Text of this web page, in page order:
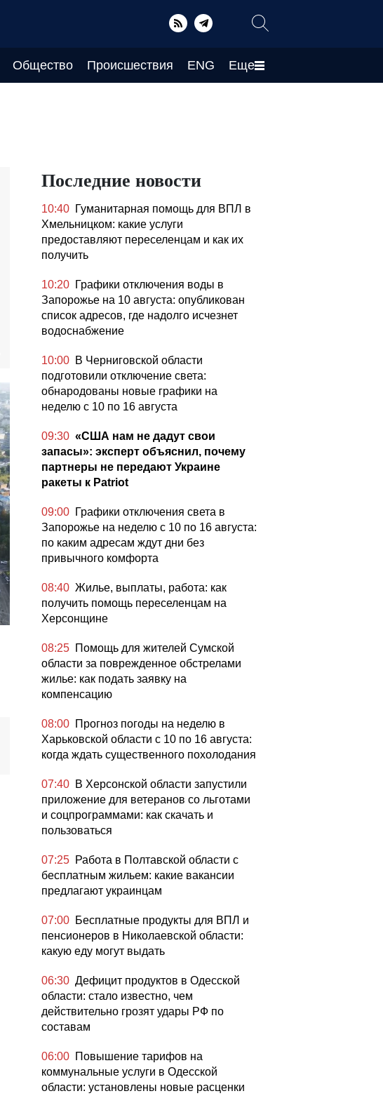
Общество Происшествия ENG Еще
Последние новости
10:40 Гуманитарная помощь для ВПЛ в
Хмельницком: какие услуги
предоставляют переселенцам и как их
получить
10:20 Графики отключения воды в
Запорожье на 10 августа: опубликован
список адресов, где надолго исчезнет
водоснабжение
10:00 В Черниговской области
подготовили отключение света:
обнародованы новые графики на
неделю с 10 по 16 августа
09:30 «США нам не дадут свои
запасы»: эксперт объяснил, почему
партнеры не передают Украине
ракеты к Patriot
09:00 Графики отключения света в
Запорожье на неделю с 10 по 16 августа:
по каким адресам ждут дни без
привычного комфорта
08:40 Жилье, выплаты, работа: как
получить помощь переселенцам на
Херсонщине
08:25 Помощь для жителей Сумской
области за поврежденное обстрелами
жилье: как подать заявку на
компенсацию
08:00 Прогноз погоды на неделю в
Харьковской области с 10 по 16 августа:
когда ждать существенного похолодания
07:40 В Херсонской области запустили
приложение для ветеранов со льготами
и соцпрограммами: как скачать и
пользоваться
07:25 Работа в Полтавской области с
бесплатным жильем: какие вакансии
предлагают украинцам
07:00 Бесплатные продукты для ВПЛ и
пенсионеров в Николаевской области:
какую еду могут выдать
06:30 Дефицит продуктов в Одесской
области: стало известно, чем
действительно грозят удары РФ по
составам
06:00 Повышение тарифов на
коммунальные услуги в Одесской
области: установлены новые расценки